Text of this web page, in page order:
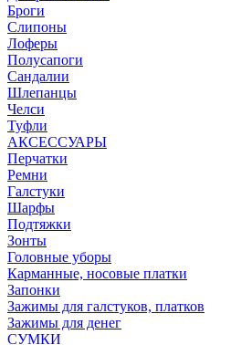
Броги
Слипоны
Лоферы
Полусапоги
Сандалии
Шлепанцы
Челси
Туфли
АКСЕССУАРЫ
Перчатки
Ремни
Галстуки
Шарфы
Подтяжки
Зонты
Головные уборы
Карманные, носовые платки
Запонки
Зажимы для галстуков, платков
Зажимы для денег
СУМКИ